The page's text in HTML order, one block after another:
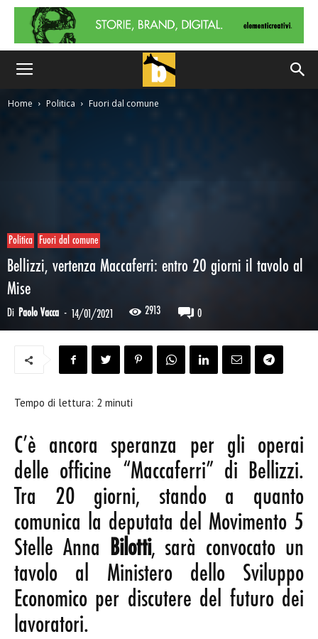
Home Politica Fuori dal comune
Politica Fuori dal comune
Bellizzi, vertenza Maccaferri: entro 20 giorni il tavolo al
Mise
Di Paolo Vacca - 14/01/2021 2913 0
Tempo di lettura: 2 minuti
C’è ancora speranza per gli operai
delle officine “Maccaferri” di Bellizzi.
Tra 20 giorni, stando a quanto
comunica la deputata del Movimento 5
Stelle Anna Bilotti, sarà convocato un
tavolo al Ministero dello Sviluppo
Economico per discutere del futuro dei
lavoratori.